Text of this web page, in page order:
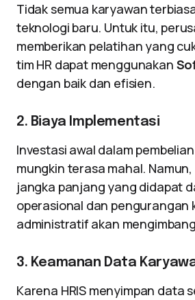
Tidak semua karyawan
teknologi baru. Untuk itu,
memberikan pelatihan yang
tim HR dapat menggunakan
dengan baik dan efisien.
2. Biaya Implementasi
Investasi awal dalam
mungkin terasa mahal.
jangka panjang yang didapat
operasional dan pengurangan
administratif akan
3. Keamanan Data
Karena HRIS menyimpan data